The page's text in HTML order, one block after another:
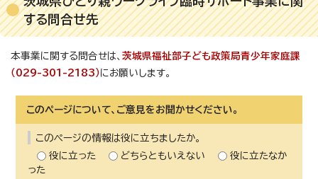
する問合せ先
本事業に関する問合せは、 茨城県福祉部子ども政策局青少年家庭課
（029-301-2183）にお願いします。
このページについて、ご意見をお聞かせください。
このページの情報は役に立ちましたか。
役に立った
どちらともいえない
役に立たなか
った